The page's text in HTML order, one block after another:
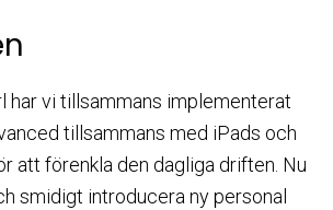
har vi tillsammans implementerat
tillsammans med iPads och
att förenkla den dagliga driften. Nu
smidigt introducera ny personal